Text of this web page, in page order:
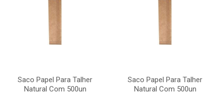
Saco Papel Para Talher
Natural Com 500un
Saco Papel Para Talher
Natural Com 500un